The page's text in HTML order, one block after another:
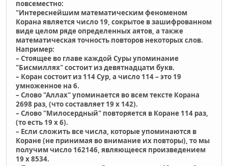
повсеместно:
"Интереснейшим математическим феноменом
Корана является число 19, сокрытое в зашифрованном
виде целом ряде определенных аятов, а также
математическая точность повторов некоторых слов.
Например:
– Стоящее во главе каждой Суры упоминание
"Бисмиллях" состоит из девятнадцати букв.
– Коран состоит из 114 Сур, а число 114 – это 19
умноженное на 6.
– Слово "Аллах" упоминается во всем тексте Корана
2698 раз, (что составляет 19 x 142).
– Слово "Милосердный" повторяется в Коране 114 раз,
(то есть 19 x 6).
– Если сложить все числа, которые упоминаются в
Коране (не принимая во внимание их повторы), то мы
получим число 162146, являющееся произведением
19 x 8534.